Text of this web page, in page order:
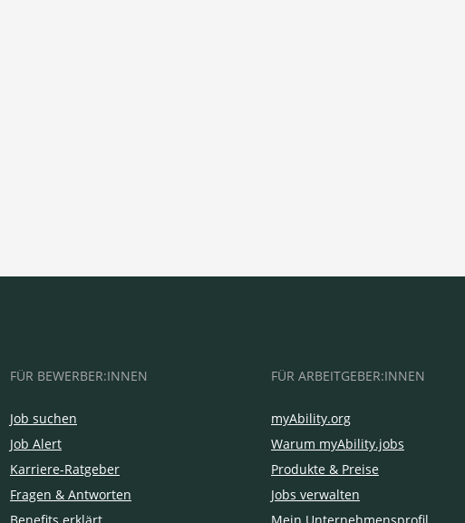
FÜR BEWERBER:INNEN
Job suchen
Job Alert
Karriere-Ratgeber
Fragen & Antworten
FÜR ARBEITGEBER:INNEN
myAbility.org
Warum myAbility.jobs
Produkte & Preise
Jobs verwalten